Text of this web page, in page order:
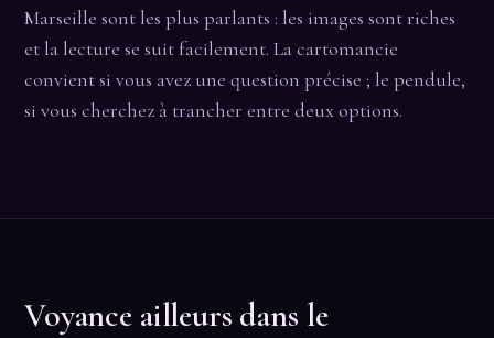
Marseille sont les plus parlants : les images sont riches
et la lecture se suit facilement. La cartomancie
convient si vous avez une question précise ; le pendule,
si vous cherchez à trancher entre deux options.
Voyance ailleurs dans le